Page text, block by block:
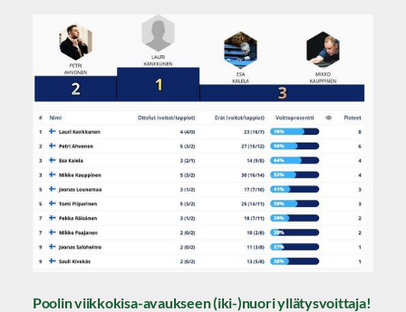
Poolin viikkokisa-avaukseen (iki-)nuori yllätysvoittaja!